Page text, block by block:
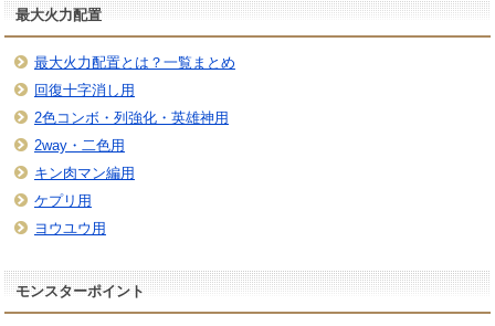
最大火力配置
最大火力配置とは？一覧まとめ
回復十字消し用
2色コンボ・列強化・英雄神用
2way・二色用
キン肉マン編用
ケプリ用
ヨウユウ用
モンスターポイント